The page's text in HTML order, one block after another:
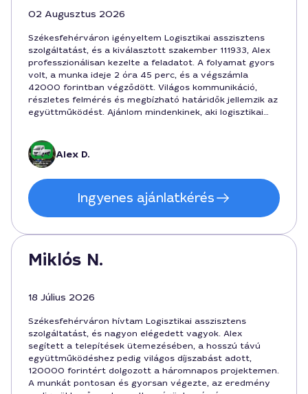
02 Augusztus 2026
Székesfehérváron igényeltem Logisztikai asszisztens
szolgáltatást, és a kiválasztott szakember 111933, Alex
professzionálisan kezelte a feladatot. A folyamat gyors
volt, a munka ideje 2 óra 45 perc, és a végszámla
42000 forintban végződött. Világos kommunikáció,
részletes felmérés és megbízható határidők jellemzik az
együttműködést. Ajánlom mindenkinek, aki logisztikai
Alex D.
Ingyenes ajánlatkérés
Miklós N.
18 Július 2026
Székesfehérváron hívtam Logisztikai asszisztens
szolgáltatást, és nagyon elégedett vagyok. Alex
segített a telepítések ütemezésében, a hosszú távú
együttműködéshez pedig világos díjszabást adott,
120000 forintért dolgozott a háromnapos projektemen.
A munkát pontosan és gyorsan végezte, az eredmény